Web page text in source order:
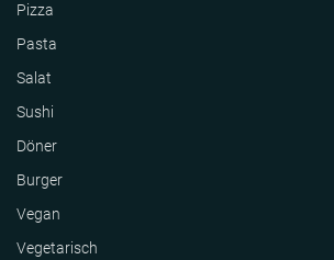
Pizza
Pasta
Salat
Sushi
Döner
Burger
Vegan
Vegetarisch